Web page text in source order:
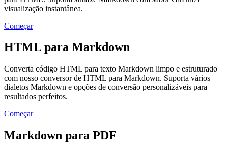
visualização instantânea.
Começar
HTML para Markdown
Converta código HTML para texto Markdown limpo e estruturado
com nosso conversor de HTML para Markdown. Suporta vários
dialetos Markdown e opções de conversão personalizáveis para
resultados perfeitos.
Começar
Markdown para PDF